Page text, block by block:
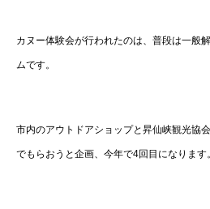
カヌー体験会が行われたのは、普段は一般
ムです。
市内のアウトドアショップと昇仙峡観光協
でもらおうと企画、今年で4回目になります。